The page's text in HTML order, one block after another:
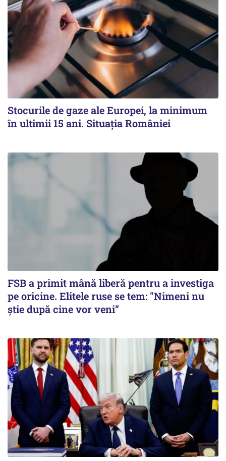
Stocurile de gaze ale Europei, la minimum
în ultimii 15 ani. Situația României
FSB a primit mână liberă pentru a investiga
pe oricine. Elitele ruse se tem: "Nimeni nu
știe după cine vor veni”